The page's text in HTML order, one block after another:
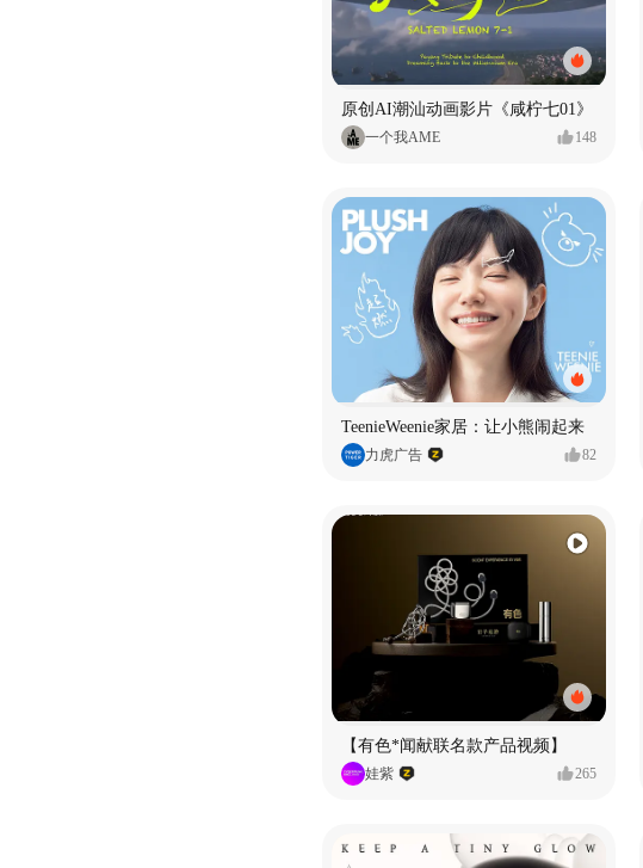
原创AI潮汕动画影片《咸柠七01》
一个我AME 148
TeenieWeenie家居：让小熊闹起来
力虎广告 82
【有色*闻献联名款产品视频】
娃紫 265